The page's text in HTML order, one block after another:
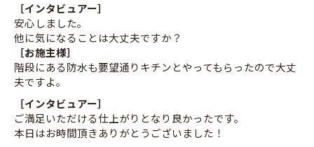
［インタビュアー］
安心しました。
他に気になることは大丈夫ですか？
［お施主様］
階段にある防水も要望通りキチンとやってもらったので大丈
夫ですよ。
［インタビュアー］
ご満足いただける仕上がりとなり良かったです。
本日はお時間頂きありがとうございました！